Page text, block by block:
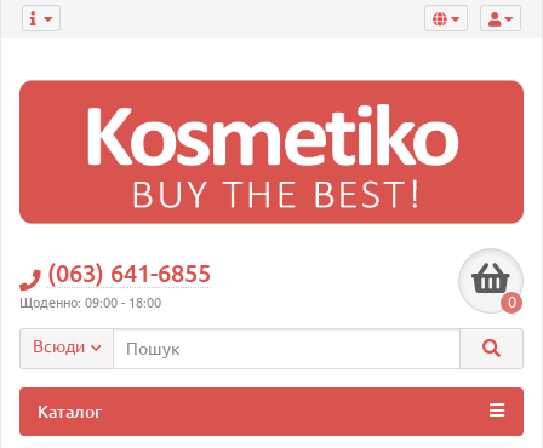
(063) 641-6855
Щоденно: 09:00 - 18:00 0
Всюди
Каталог